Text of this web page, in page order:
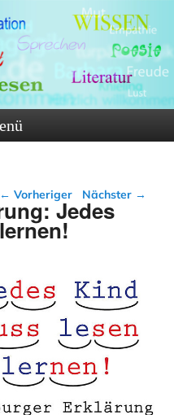
Beitragsnavigation
← Vorheriger Nächster →
Jedes